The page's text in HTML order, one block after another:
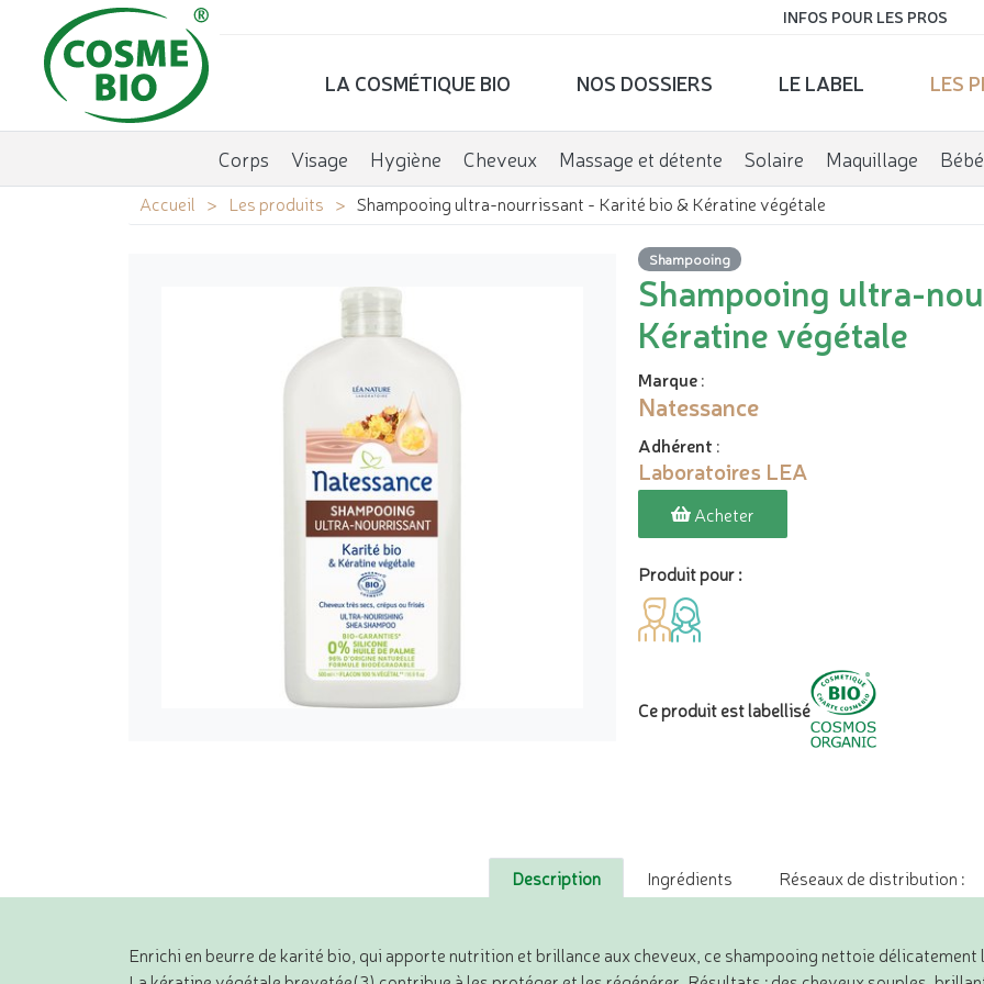
INFOS POUR LES PROS
LA COSMÉTIQUE BIO NOS DOSSIERS LE LABEL LES
Corps Visage Hygiène Cheveux Massage et détente Solaire Maquillage Bébé
Accueil Les produits Shampooing ultra-nourrissant - Karité bio & Kératine végétale
Shampooing
Shampooing ultra-
Kératine végétale
Marque:
Natessance
Adhérent :
Laboratoires LEA
Acheter
Produit pour :
Ce produit est labellisé
Description Ingrédients Réseaux de distribution :
Enrichi en beurre de karité bio, qui apporte nutrition et brillance aux cheveux, ce shampooing nettoie